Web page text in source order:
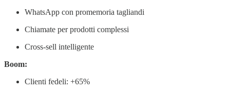
WhatsApp con promemoria tagliandi
Chiamate per prodotti complessi
Cross-sell intelligente
Boom:
Clienti fedeli: +65%